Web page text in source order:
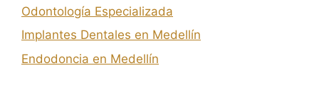
Odontología Especializada
Implantes Dentales en Medellín
Endodoncia en Medellín